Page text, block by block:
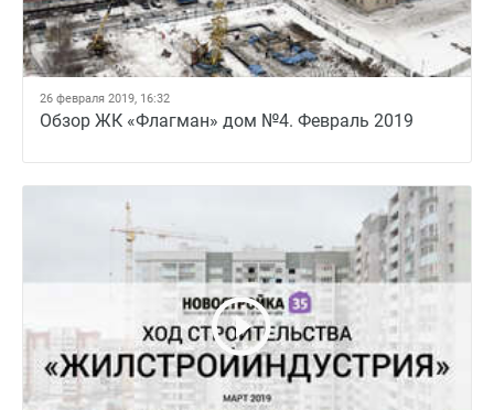
26 февраля 2019, 16:32
Обзор ЖК «Флагман» дом №4. Февраль 2019